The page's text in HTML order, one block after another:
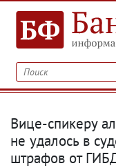
Вице-спикеру
не удалось в
штрафов от